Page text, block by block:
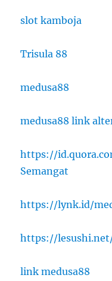
slot kamboja
Trisula 88
medusa88
medusa88 link
https://
Semangat
https://lynk.id/
https://
link medusa88